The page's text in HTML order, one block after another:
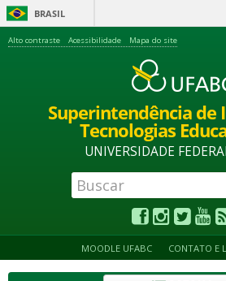
BRASIL
Alto contraste Acessibilidade Mapa do site
Superintendência de
Tecnologias
UNIVERSIDADE
MOODLE UFABC CONTATO E